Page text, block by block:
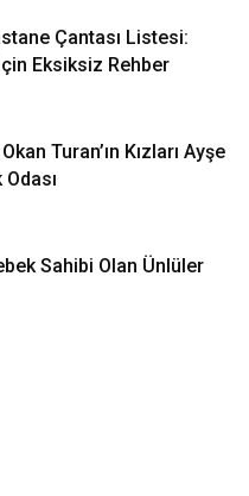
Çantası Listesi:
Eksiksiz Rehber
Turan’ın Kızları Ayşe
Odası
Sahibi Olan Ünlüler